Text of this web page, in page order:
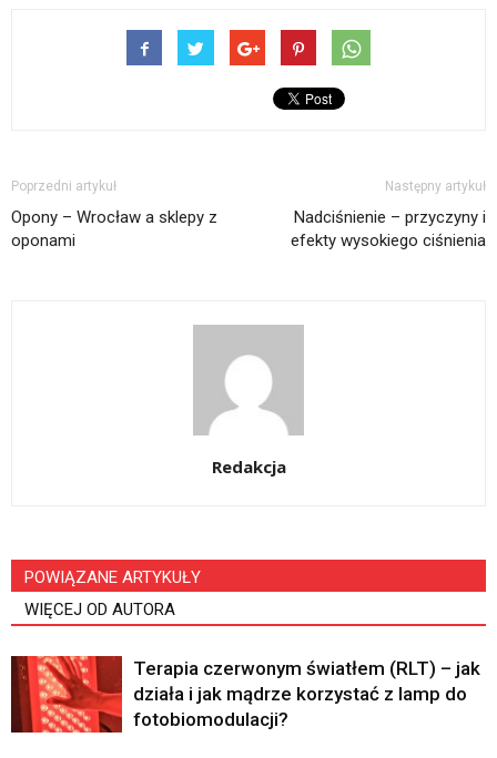
Poprzedni artykuł
Opony – Wrocław a sklepy z
oponami
Następny artykuł
Nadciśnienie – przyczyny i
efekty wysokiego ciśnienia
Redakcja
POWIĄZANE ARTYKUŁY
WIĘCEJ OD AUTORA
Terapia czerwonym światłem (RLT) – jak
działa i jak mądrze korzystać z lamp do
fotobiomodulacji?